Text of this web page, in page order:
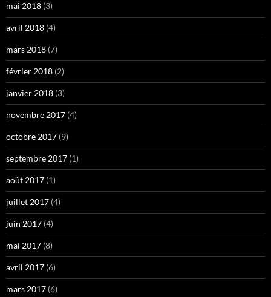
mai 2018 (3)
avril 2018 (4)
mars 2018 (7)
février 2018 (2)
janvier 2018 (3)
novembre 2017 (4)
octobre 2017 (9)
septembre 2017 (1)
août 2017 (1)
juillet 2017 (4)
juin 2017 (4)
mai 2017 (8)
avril 2017 (6)
mars 2017 (6)